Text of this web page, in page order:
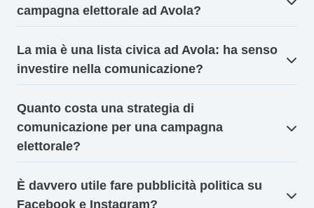
campagna elettorale ad Avola?
La mia è una lista civica ad Avola: ha senso
investire nella comunicazione?
Quanto costa una strategia di
comunicazione per una campagna
elettorale?
È davvero utile fare pubblicità politica su
Facebook e Instagram?